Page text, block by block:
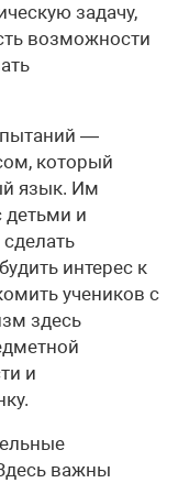
задачу,
возможности
—
который
язык. Им
детьми и
интерес к
учеников с
здесь
и
важны